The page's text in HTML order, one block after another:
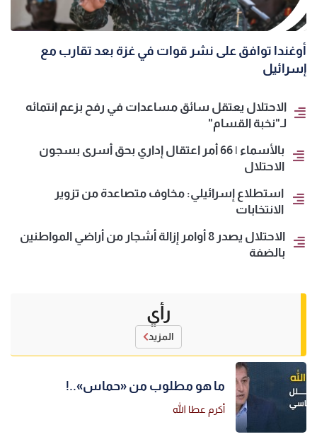
أوغندا توافق على نشر قوات في غزة بعد تقارب مع
إسرائيل
الاحتلال يعتقل سائق مساعدات في رفح بزعم انتمائه
لـ"نخبة القسام"
بالأسماء | 66 أمر اعتقال إداري بحق أسرى بسجون
الاحتلال
استطلاع إسرائيلي: مخاوف متصاعدة من تزوير
الانتخابات
الاحتلال يصدر 8 أوامر إزالة أشجار من أراضي المواطنين
بالضفة
رأي
المزيد
ما هو مطلوب من «حماس»..!
أكرم عطا الله